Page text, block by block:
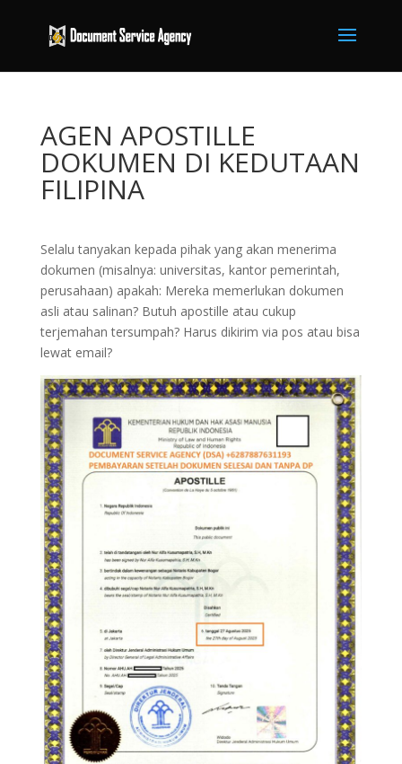
AGEN APOSTILLE
DOKUMEN DI KEDUTAAN
FILIPINA
Selalu tanyakan kepada pihak yang akan menerima
dokumen (misalnya: universitas, kantor pemerintah,
perusahaan) apakah: Mereka memerlukan dokumen
asli atau salinan? Butuh apostille atau cukup
terjemahan tersumpah? Harus dikirim via pos atau bisa
lewat email?